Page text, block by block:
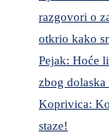
razgovori o
otkrio kako
Pejak: Hoće
zbog dolaska
Koprivica:
staze!